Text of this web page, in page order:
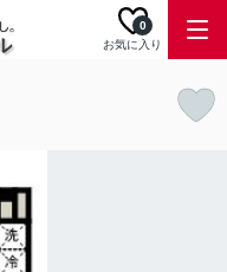
お気に入り
0